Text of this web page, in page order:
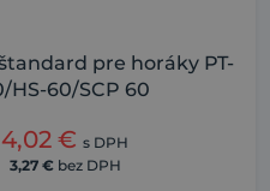
pre horáky PT-
HS-60/SCP 60
4,02 € s DPH
3,27 € bez DPH